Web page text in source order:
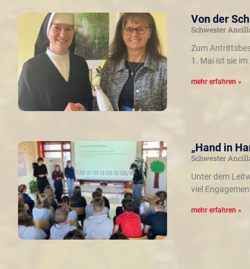
Von der
Schwester
Zum
1. Mai ist sie
mehr erfahren »
„Hand in
Schwester
Unter dem
viel
mehr erfahren »